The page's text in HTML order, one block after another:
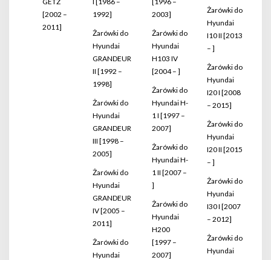
[2002 –
2011]
1992]
Żarówki do
Hyundai
GRANDEUR
II [1992 –
1998]
Żarówki do
Hyundai
GRANDEUR
III [1998 –
2005]
Żarówki do
Hyundai
GRANDEUR
IV [2005 –
2011]
Żarówki do
Hyundai
2003]
Żarówki do
Hyundai
H103 IV
[2004 – ]
Żarówki do
Hyundai H-
1 I [1997 –
2007]
Żarówki do
Hyundai H-
1 II [2007 –
]
Żarówki do
Hyundai
H200
[1997 –
2007]
Żarówki do
Hyundai
I10 II [2013
– ]
Żarówki do
Hyundai
I20 I [2008
– 2015]
Żarówki do
Hyundai
I20 II [2015
– ]
Żarówki do
Hyundai
I30 I [2007
– 2012]
Żarówki do
Hyundai